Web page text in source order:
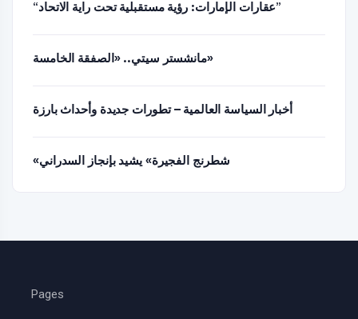
“عقارات الإمارات: رؤية مستقبلية تحت راية الاتحاد”
مانشستر سيتي.. «الصفقة الخامسة»
أخبار السياسة العالمية – تطورات جديدة وأحداث بارزة
«شطرنج الفجيرة» يشيد بإنجاز السدراني
Pages